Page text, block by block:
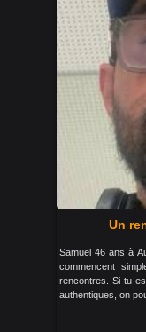
Un
Samuel 46 ans à
commencent
rencontres. Si tu
authentiques, on